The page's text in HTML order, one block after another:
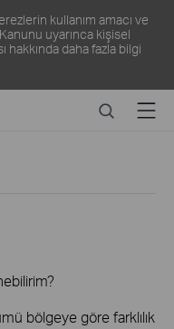
kullanım amacı ve
uyarınca kişisel
hakkında daha fazla bilgi
SearchMenu
bölgeye göre farklılık